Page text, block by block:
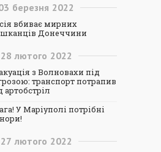
березня 2022
вбиває мирних
Донеччини
28 лютого 2022
з Волновахи під
транспорт потрапив
артобстріл
У Маріуполі потрібні
27 лютого 2022